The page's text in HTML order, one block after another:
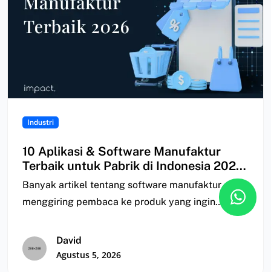
Industri
10 Aplikasi & Software Manufaktur
Terbaik untuk Pabrik di Indonesia 2026
| Perbandingan
Banyak artikel tentang software manufaktur
menggiring pembaca ke produk yang ingin
David
Agustus 5, 2026